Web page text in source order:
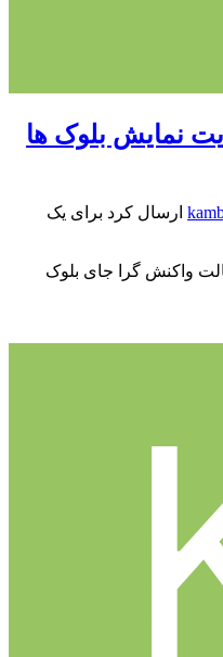
نمایش بلوک ها
ارسال کرد برای یک
واکنش گرا جای بلوک